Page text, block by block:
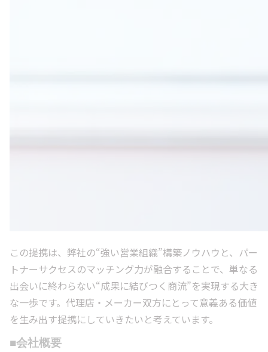
この提携は、弊社の“強い営業組織”構築ノウハウと、パー
トナーサクセスのマッチング力が融合することで、単なる
出会いに終わらない“成果に結びつく商流”を実現する大き
な一歩です。代理店・メーカー双方にとって意義ある価値
を生み出す提携にしていきたいと考えています。
■会社概要